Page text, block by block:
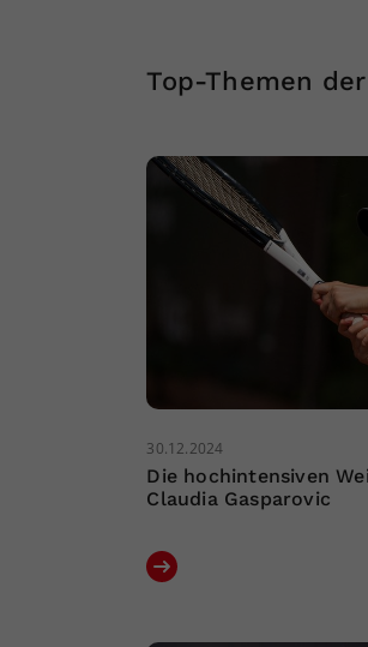
Top-Themen
30.12.2024
Die hochintensiven
Claudia Gasparovic